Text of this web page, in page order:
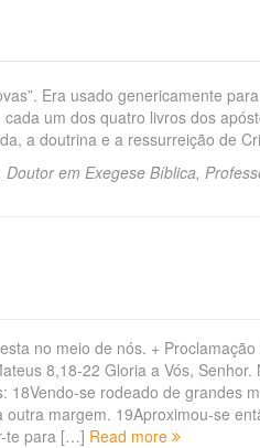
Era usado genericamente
um dos quatro livros dos
a doutrina e a ressurreição de
em Exegese Bíblica,
no meio de nós. +
8,18-22 Gloria a Vós, Senhor.
18Vendo-se rodeado de grandes
margem. 19Aproximou-se
te para […] Read more